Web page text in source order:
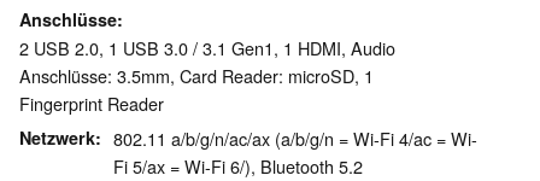
Anschlüsse
2 USB 2.0, 1 USB 3.0 / 3.1 Gen1, 1 HDMI, Audio
Anschlüsse: 3.5mm, Card Reader: microSD, 1
Fingerprint Reader
Netzwerk
802.11 a/b/g/n/ac/ax (a/b/g/n = Wi-Fi 4/ac = Wi-
Fi 5/ax = Wi-Fi 6/), Bluetooth 5.2